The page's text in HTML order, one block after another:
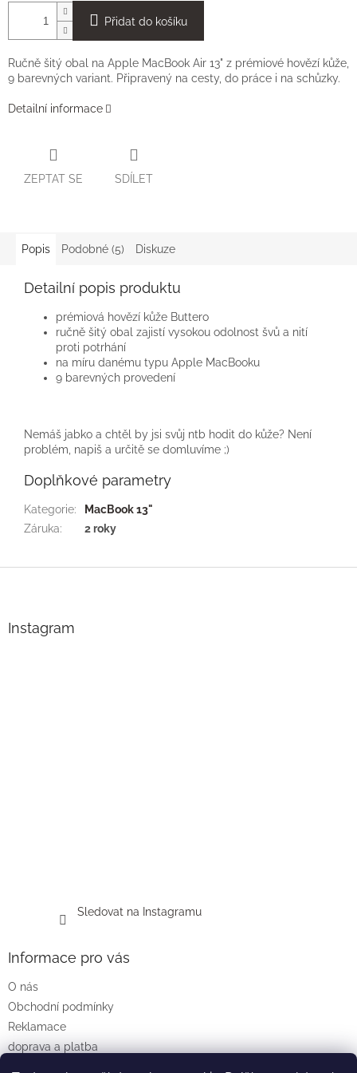
Přidat do košíku
Ručně šitý obal na Apple MacBook Air 13" z prémiové hovězí kůže,
9 barevných variant. Připravený na cesty, do práce i na schůzky.
Detailní informace
ZEPTAT SE SDÍLET
Popis Podobné (5) Diskuze
Detailní popis produktu
prémiová hovězí kůže Buttero
ručně šitý obal zajistí vysokou odolnost švů a nití
proti potrhání
na míru danému typu Apple MacBooku
9 barevných provedení
Nemáš jabko a chtěl by jsi svůj ntb hodit do kůže? Není
problém, napiš a určitě se domluvíme ;)
Doplňkové parametry
Kategorie:
MacBook 13"
Záruka: 2 roky
Instagram
Sledovat na Instagramu
Informace pro vás
O nás
Obchodní podmínky
Reklamace
doprava a platba